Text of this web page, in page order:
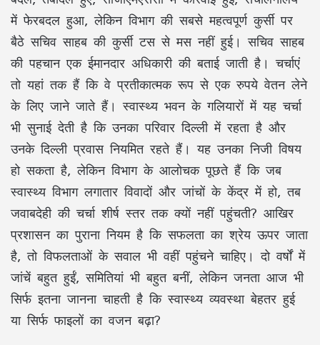
में फेरबदल हुआ, लेकिन विभाग की सबसे महत्वपूर्ण कुर्सी पर
बैठे सचिव साहब की कुर्सी टस से मस नहीं हुई। सचिव साहब
की पहचान एक ईमानदार अधिकारी की बताई जाती है। चर्चाएं
तो यहां तक हैं कि वे प्रतीकात्मक रूप से एक रुपये वेतन लेने
के लिए जाने जाते हैं। स्वास्थ्य भवन के गलियारों में यह चर्चा
भी सुनाई देती है कि उनका परिवार दिल्ली में रहता है और
उनके दिल्ली प्रवास नियमित रहते हैं। यह उनका निजी विषय
हो सकता है, लेकिन विभाग के आलोचक पूछते हैं कि जब
स्वास्थ्य विभाग लगातार विवादों और जांचों के केंद्र में हो, तब
जवाबदेही की चर्चा शीर्ष स्तर तक क्यों नहीं पहुंचती? आखिर
प्रशासन का पुराना नियम है कि सफलता का श्रेय ऊपर जाता
है, तो विफलताओं के सवाल भी वहीं पहुंचने चाहिए। दो वर्षों में
जांचें बहुत हुईं, समितियां भी बहुत बनीं, लेकिन जनता आज भी
सिर्फ इतना जानना चाहती है कि स्वास्थ्य व्यवस्था बेहतर हुई
या सिर्फ फाइलों का वजन बढ़ा?